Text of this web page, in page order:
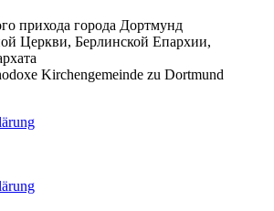
прихода города Дортмунд
Церкви, Берлинской Епархии,
Kirchengemeinde zu Dortmund